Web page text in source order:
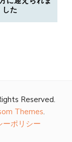
した
Reserved.
Themes.
ーポリシー